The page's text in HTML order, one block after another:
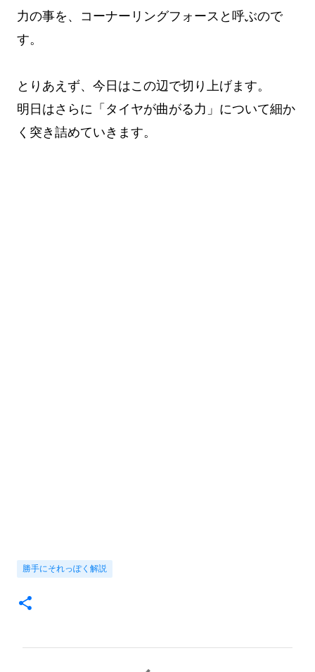
力の事を、コーナーリングフォースと呼ぶので
す。
とりあえず、今日はこの辺で切り上げます。
明日はさらに「タイヤが曲がる力」について細か
く突き詰めていきます。
勝手にそれっぽく解説